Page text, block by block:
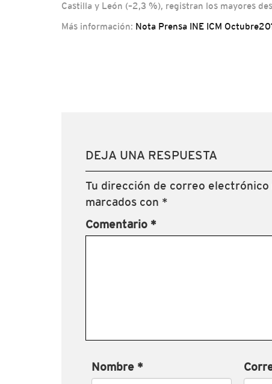
Castilla y León (–2,3 %), registran los mayores
Más información: Nota Prensa INE ICM
DEJA UNA RESPUESTA
Tu dirección de correo electrónico
marcados con *
Comentario *
Nombre *